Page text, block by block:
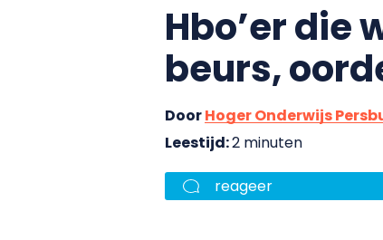
Hbo’er die
beurs,
DoorHoger Onderwijs
Leestijd:2 minuten
reageer